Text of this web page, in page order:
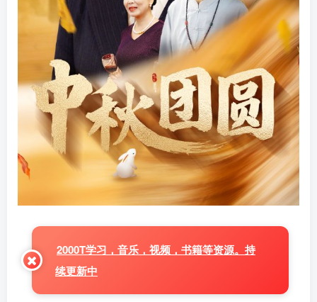
2000T学习，音乐，视频，书籍等资源。持
续更新中